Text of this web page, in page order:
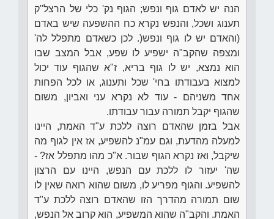
הנה יש לאדם גוף ונפש; הגוף נק' כלי של הרצל"ק
תענוג ושכל, והנפש נקרא כח ההשפעה שיש באדם
(והאדם יש לו גוף ונפש(. לכן כשאדם מתפלל לה'
ומצפה שהקב"ה ישפיע לו שפע, אבל המצב שבו
הוא נמצא, יש לו גוף בריא, ז"א שהגוף עוד יכול
למצוא בעבודתו בחי' שכל ותענוג, או לכל הפחות
אחד משניהם - עוד לא נקרא עני ואביון, משום
שהגוף יקבל תמורה עבור עבודתו.
אבל בזמן שהאדם רוצה ללכת ע"ד האמת, היינו
למעלה מהדעת, וגם עמ"נ להשפיע, אז אין לגוף מה
שיקבל, ואז נקרא הגוף שבור. א"כ מהו מתפלל אז? -
שה' יעזור לו ללכת עם הנפש, היינו עם הרצון
להשפיע. והגוף מפריע לו, משום שהוא רואה שאין לו
שום תמורה מהדרך הזו שהאדם רוצה ללכת ע"ד
האמת. והקב"ה שהוא המשפיע, הוא קרוב אל הנפש,